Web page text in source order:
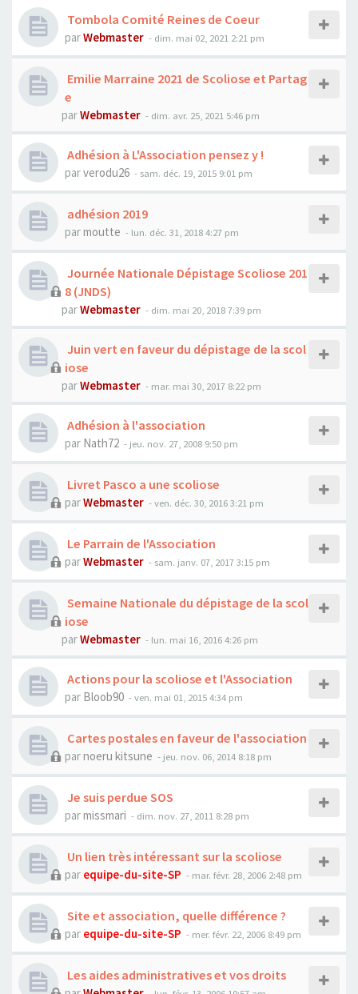
Tombola Comité Reines de Coeur
parWebmaster - dim. mai 02, 2021 2:21 pm
Emilie Marraine 2021 de Scoliose et Partag
e
parWebmaster - dim. avr. 25, 2021 5:46 pm
Adhésion à L'Association pensez y !
parverodu26 - sam. déc. 19, 2015 9:01 pm
adhésion 2019
parmoutte - lun. déc. 31, 2018 4:27 pm
Journée Nationale Dépistage Scoliose 201
8 (JNDS)
parWebmaster - dim. mai 20, 2018 7:39 pm
Juin vert en faveur du dépistage de la scol
iose
parWebmaster - mar. mai 30, 2017 8:22 pm
Adhésion à l'association
par Nath72 - jeu. nov. 27, 2008 9:50 pm
Livret Pasco a une scoliose
parWebmaster - ven. déc. 30, 2016 3:21 pm
Le Parrain de l'Association
parWebmaster - sam. janv. 07, 2017 3:15 pm
Semaine Nationale du dépistage de la scol
iose
parWebmaster - lun. mai 16, 2016 4:26 pm
Actions pour la scoliose et l'Association
par Bloob90 - ven. mai 01, 2015 4:34 pm
Cartes postales en faveur de l'association
parnoeru kitsune - jeu. nov. 06, 2014 8:18 pm
Je suis perdue SOS
parmissmari - dim. nov. 27, 2011 8:28 pm
Un lien très intéressant sur la scoliose
par equipe-du-site-SP - mar. févr. 28, 2006 2:48 pm
Site et association, quelle différence ?
par equipe-du-site-SP - mer. févr. 22, 2006 8:49 pm
Les aides administratives et vos droits